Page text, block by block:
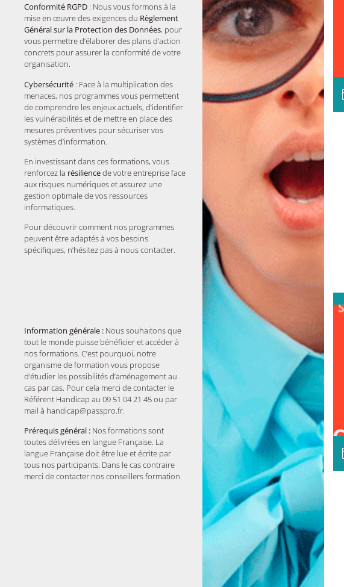
Conformité RGPD : Nous vous formons à la
mise en œuvre des exigences du Règlement
Général sur la Protection des Données, pour
vous permettre d’élaborer des plans d’action
concrets pour assurer la conformité de votre
organisation.
Cybersécurité : Face à la multiplication des
menaces, nos programmes vous permettent
de comprendre les enjeux actuels, d’identifier
les vulnérabilités et de mettre en place des
mesures préventives pour sécuriser vos
systèmes d’information.
En investissant dans ces formations, vous
renforcez la résiliencede votre entreprise face
aux risques numériques et assurez une
gestion optimale de vos ressources
informatiques.
Pour découvrir comment nos programmes
peuvent être adaptés à vos besoins
spécifiques, n’hésitez pas à nous contacter.
Information générale : Nous souhaitons que
tout le monde puisse bénéficier et accéder à
nos formations. C’est pourquoi, notre
organisme de formation vous propose
d’étudier les possibilités d’aménagement au
cas par cas. Pour cela merci de contacter le
Référent Handicap au 09 51 04 21 45 ou par
mail à handicap@passpro.fr.
Prérequis général : Nos formations sont
toutes délivrées en langue Française. La
langue Française doit être lue et écrite par
tous nos participants. Dans le cas contraire
merci de contacter nos conseillers formation.